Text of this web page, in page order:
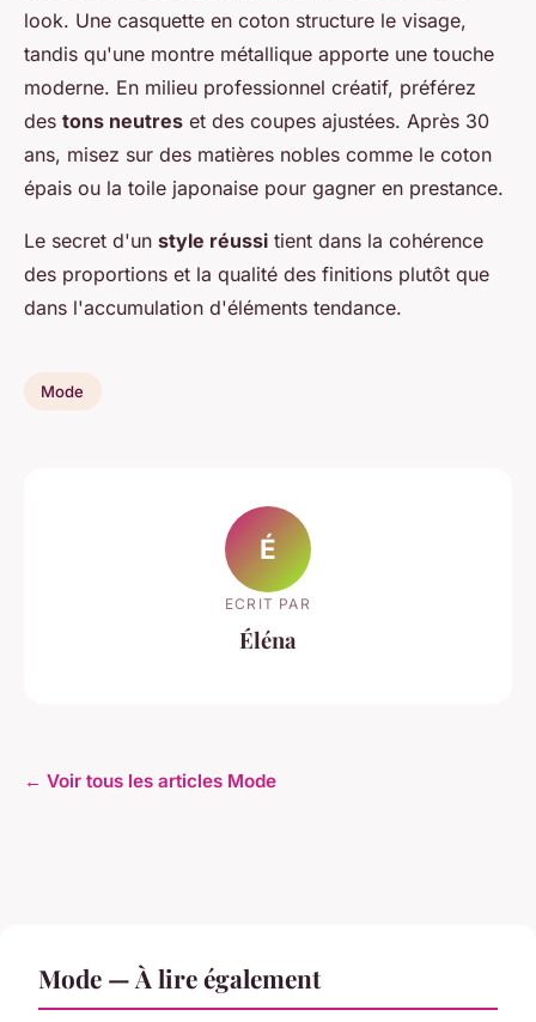
look. Une casquette en coton structure le visage,
tandis qu'une montre métallique apporte une touche
moderne. En milieu professionnel créatif, préférez
des tons neutres et des coupes ajustées. Après 30
ans, misez sur des matières nobles comme le coton
épais ou la toile japonaise pour gagner en prestance.
Le secret d'un style réussi tient dans la cohérence
des proportions et la qualité des finitions plutôt que
dans l'accumulation d'éléments tendance.
Mode
É
ECRIT PAR
Éléna
← Voir tous les articles Mode
Mode — À lire également